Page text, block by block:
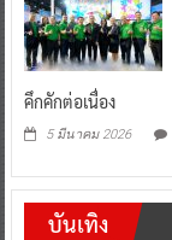
คึกคักต่อเนื่อง
5 มีนาคม 2026
บันเทิง